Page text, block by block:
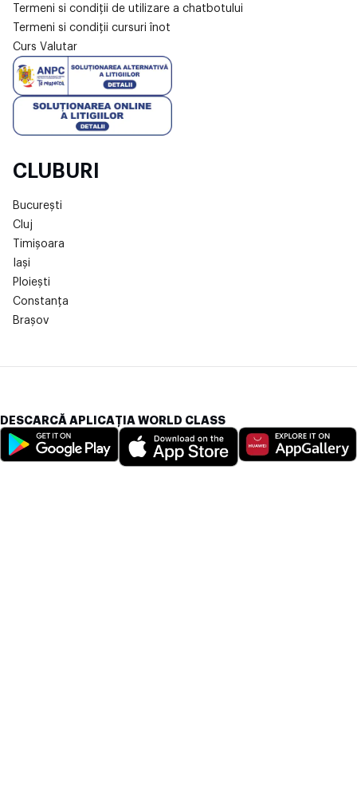
Termeni si condiții de utilizare a chatbotului
Termeni si condiții cursuri înot
Curs Valutar
CLUBURI
București
Cluj
Timișoara
Iași
Ploiești
Constanța
Brașov
DESCARCĂ APLICAȚIA WORLD CLASS